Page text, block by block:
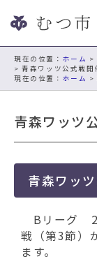
ビ
ョ
現在の位置： ホーム >
> 青森ワッツ公式戦開
ホーム >
青森ワッツ
青森ワッ
Bリーグ
戦（第3節）
ます。